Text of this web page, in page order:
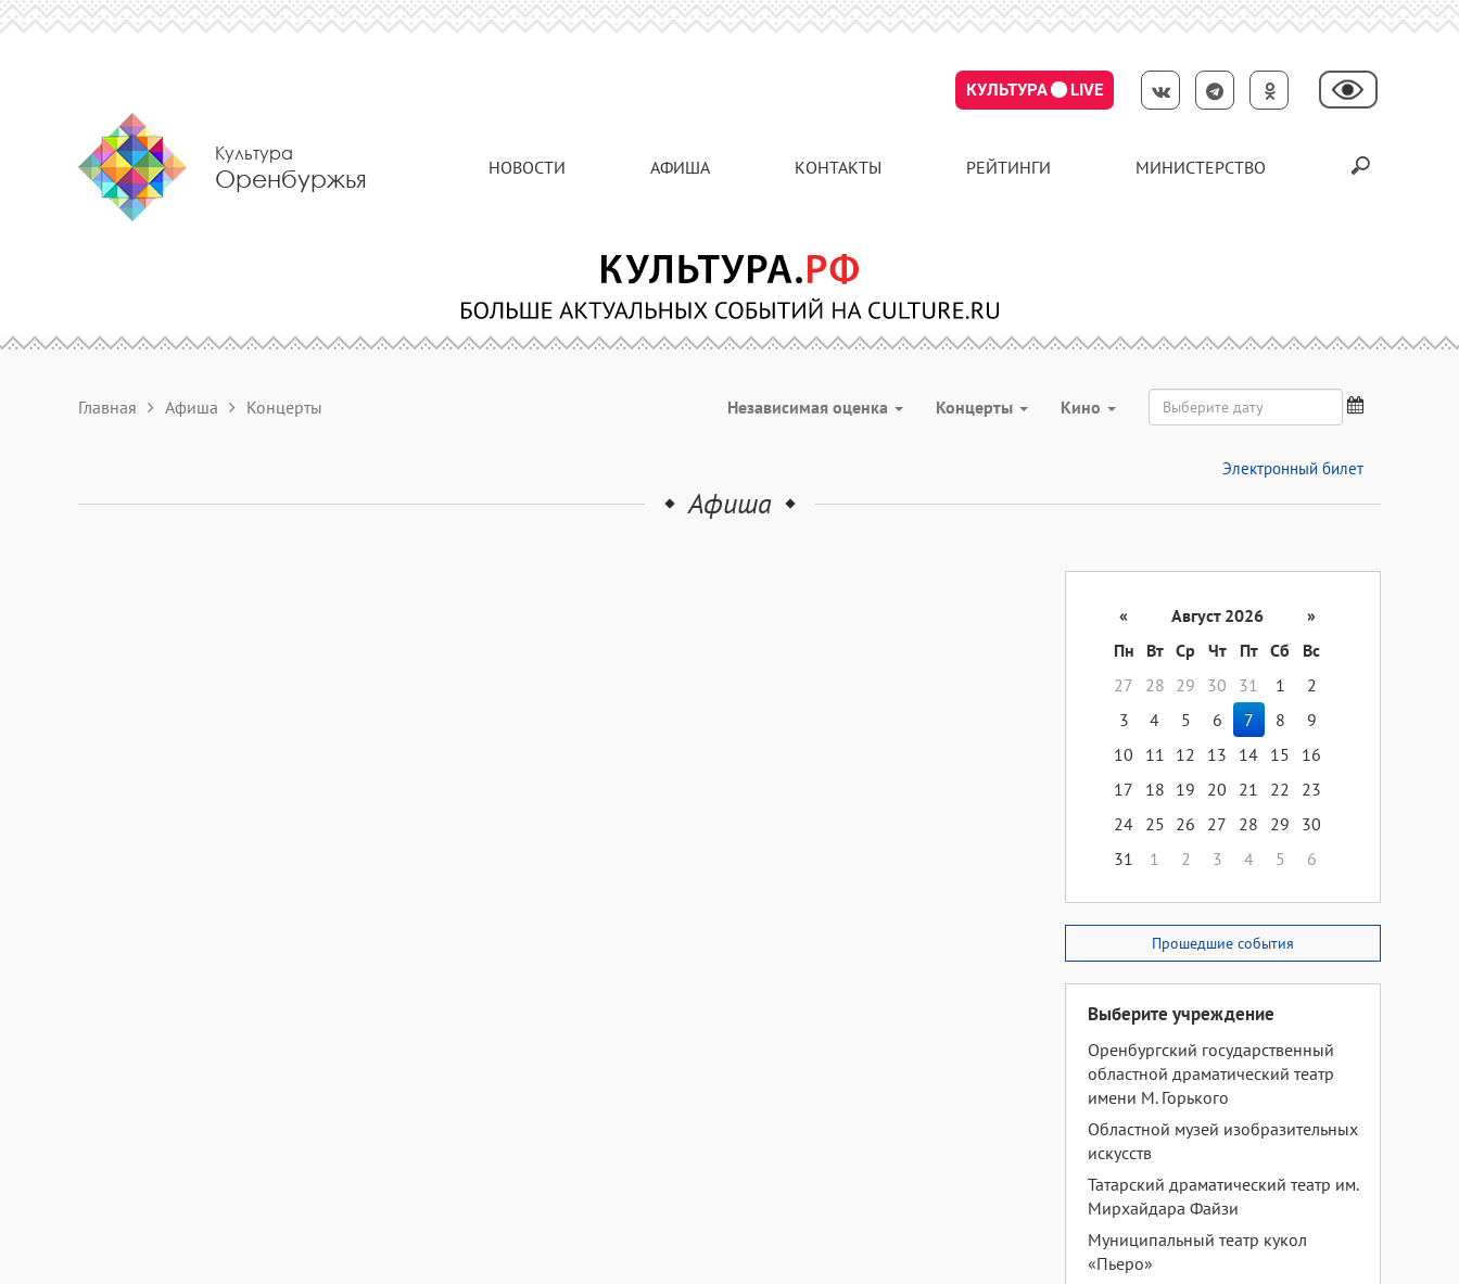
КУЛЬТУРА LIVE
Культура
Оренбуржья НОВОСТИ АФИША КОНТАКТЫ РЕЙТИНГИ МИНИСТЕРСТВО
Главная Афиша Концерты Независимая оценка Концерты Кино
Электронный билет
Афиша
« Август 2026
»
Пн
Вт Ср Чт Пт Сб
Вс
27
28 29 30 31 1
2
3
4 5 6 7 8
9
10
11 12 13 14 15
16
17
18 19 20 21 22
23
24 25 26 27 28 29
30
31
1 2 3 4 5 6
Прошедшие события
Выберите учреждение
Оренбургский государственный
областной драматический театр
имени М. Горького
Областной музей изобразительных
искусств
Татарский драматический театр им.
Мирхайдара Файзи
Муниципальный театр кукол
«Пьеро»